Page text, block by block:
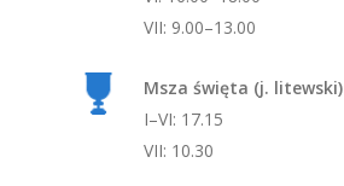
VII: 9.00–13.00
Msza święta (j. litewski)
I–VI: 17.15
VII: 10.30